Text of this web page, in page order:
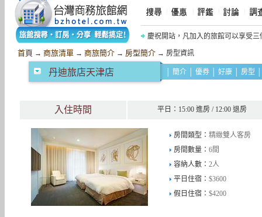
慶祝開站，凡加入的旅館可以享受
首頁 → 商旅清單 → 商旅簡介 → 房型簡介 → 房型資訊
丹迪旅店天津店 簡介 優券 好康 房型
入住時間 平日：15:00 進房 / 12:00 退房
房間類型： 精緻雙人客房
房間數量： 6間
容納人數： 2人
平日住宿： $3600
假日住宿： $4200